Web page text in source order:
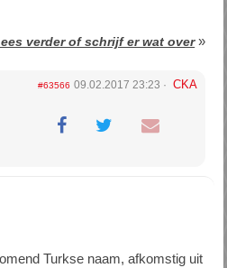
verder of schrijf er wat over»
#63566 09.02.2017 23:23 CKA
Turkse naam, afkomstig uit